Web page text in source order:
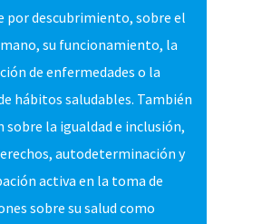
por descubrimiento, sobre el
su funcionamiento, la
de enfermedades o la
hábitos saludables. También
sobre la igualdad e inclusión,
autodeterminación y
activa en la toma de
sobre su salud como